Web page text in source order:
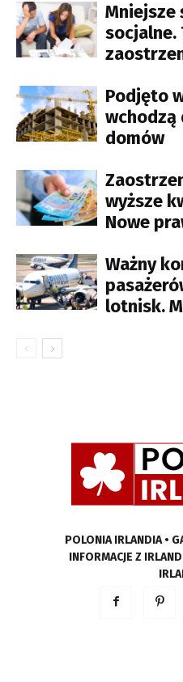
Mniejsze
socjalne.
Podjęto
domów
wyższe
Nowe
Ważny
lotnisk.
POLONIA IRLANDIA •
INFORMACJE Z